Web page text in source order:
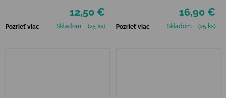
12,50 €
Pozrieť viac Skladom (>5 ks)
16,90 €
Pozrieť viac Skladom (>5 ks)